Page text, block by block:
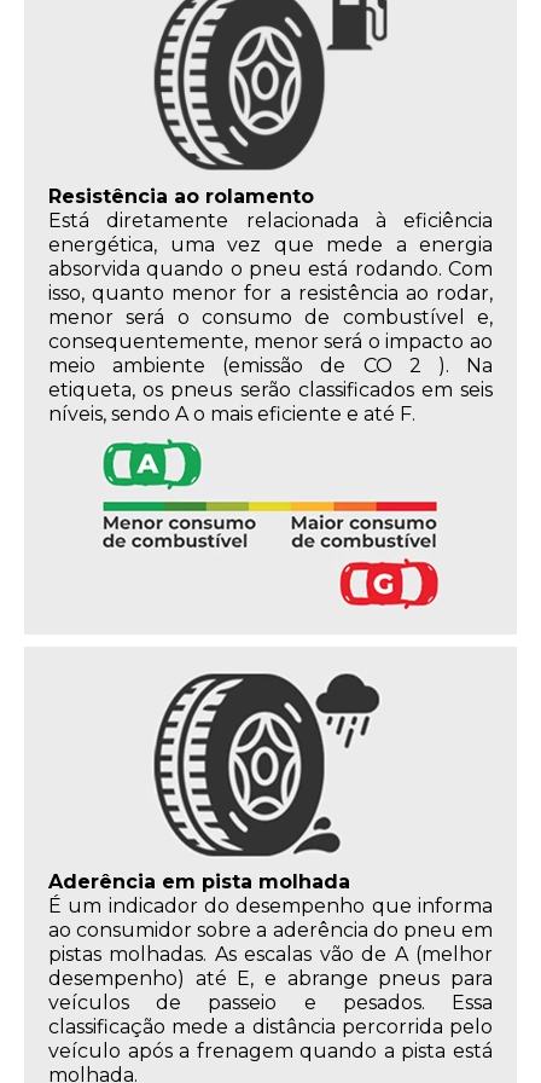
Resistência ao rolamento
Está diretamente relacionada à eficiência
energética, uma vez que mede a energia
absorvida quando o pneu está rodando. Com
isso, quanto menor for a resistência ao rodar,
menor será o consumo de combustível e,
consequentemente, menor será o impacto ao
meio ambiente (emissão de CO 2 ). Na
etiqueta, os pneus serão classificados em seis
níveis, sendo A o mais eficiente e até F.
Aderência em pista molhada
É um indicador do desempenho que informa
ao consumidor sobre a aderência do pneu em
pistas molhadas. As escalas vão de A (melhor
desempenho) até E, e abrange pneus para
veículos de passeio e pesados. Essa
classificação mede a distância percorrida pelo
veículo após a frenagem quando a pista está
molhada.